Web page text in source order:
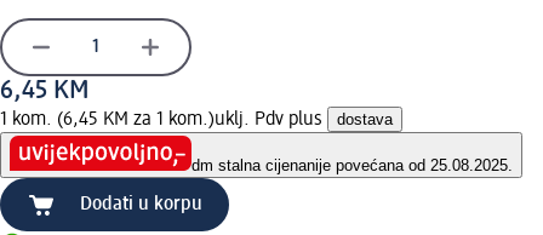
6,45 KM
1 kom. (6,45 KM za 1 kom.)uklj. Pdv plus dostava
dm stalna cijenanije povećana od 25.08.2025.
Dodati u korpu